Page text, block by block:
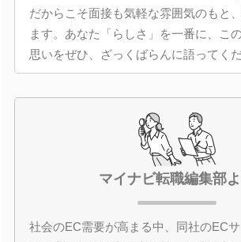
だからこそ面接も気軽な雰囲気のもと
ます。あなた「らしさ」を一番に、こ
思いをぜひ、ざっくばらんに語ってくだ
マイナビ転職編集部よ
社会のEC需要が高まる中、同社のECサ